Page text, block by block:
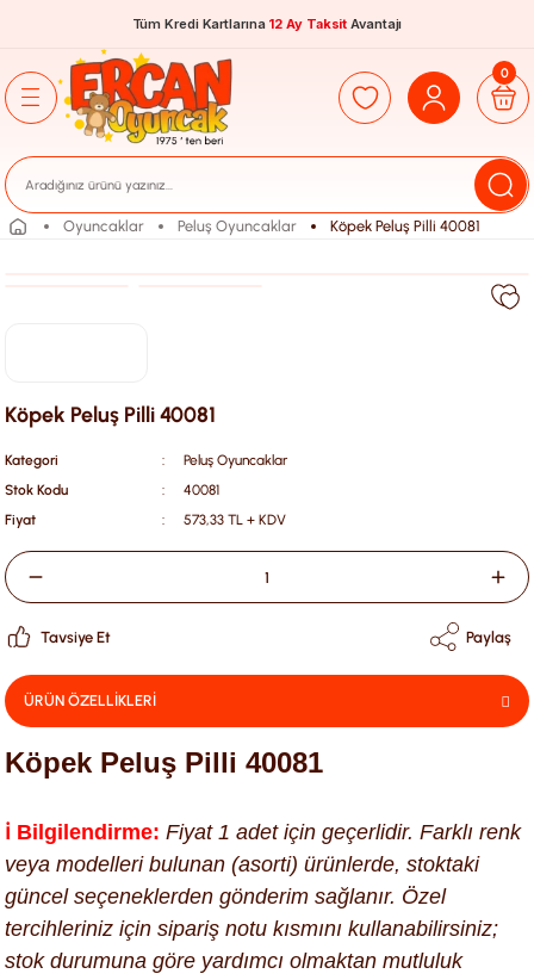
Tüm Kredi Kartlarına 12 Ay Taksit Avantajı
0
Oyuncaklar Peluş Oyuncaklar Köpek Peluş Pilli 40081
Köpek Peluş Pilli 40081
Kategori
Peluş Oyuncaklar
Stok Kodu
40081
Fiyat
573,33 TL + KDV
Tavsiye Et Paylaş
ÜRÜN ÖZELLİKLERİ
Köpek Peluş Pilli 40081
ℹ️ Bilgilendirme: Fiyat 1 adet için geçerlidir. Farklı renk
veya modelleri bulunan (asorti) ürünlerde, stoktaki
güncel seçeneklerden gönderim sağlanır. Özel
tercihleriniz için sipariş notu kısmını kullanabilirsiniz;
stok durumuna göre yardımcı olmaktan mutluluk